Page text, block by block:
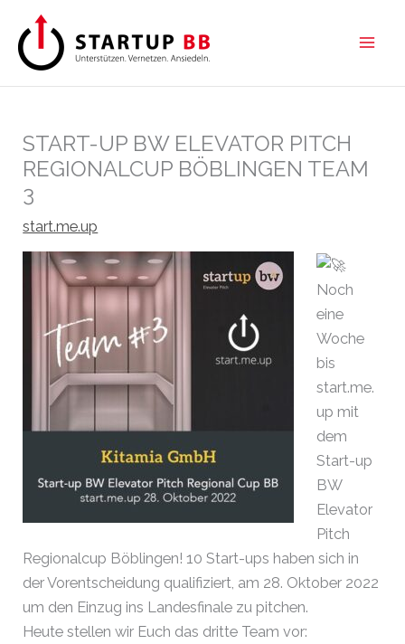
Inhalt
springen
START-UP BW ELEVATOR PITCH
REGIONALCUP BÖBLINGEN TEAM
3
start.me.up
Noch
eine
Woche
bis
start.me.
up mit
dem
Start-up
BW
Elevator
Pitch
Regionalcup Böblingen! 10 Start-ups haben sich in
der Vorentscheidung qualifiziert, am 28. Oktober 2022
um den Einzug ins Landesfinale zu pitchen.
Heute stellen wir Euch das dritte Team vor: